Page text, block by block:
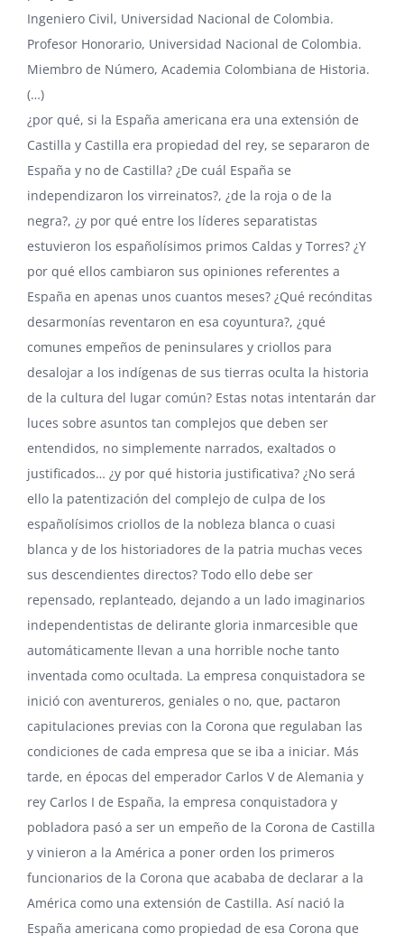
Ingeniero Civil, Universidad Nacional de Colombia.
Profesor Honorario, Universidad Nacional de Colombia.
Miembro de Número, Academia Colombiana de Historia.
(…)
¿por qué, si la España americana era una extensión de
Castilla y Castilla era propiedad del rey, se separaron de
España y no de Castilla? ¿De cuál España se
independizaron los virreinatos?, ¿de la roja o de la
negra?, ¿y por qué entre los líderes separatistas
estuvieron los españolísimos primos Caldas y Torres? ¿Y
por qué ellos cambiaron sus opiniones referentes a
España en apenas unos cuantos meses? ¿Qué recónditas
desarmonías reventaron en esa coyuntura?, ¿qué
comunes empeños de peninsulares y criollos para
desalojar a los indígenas de sus tierras oculta la historia
de la cultura del lugar común? Estas notas intentarán dar
luces sobre asuntos tan complejos que deben ser
entendidos, no simplemente narrados, exaltados o
justificados… ¿y por qué historia justificativa? ¿No será
ello la patentización del complejo de culpa de los
españolísimos criollos de la nobleza blanca o cuasi
blanca y de los historiadores de la patria muchas veces
sus descendientes directos? Todo ello debe ser
repensado, replanteado, dejando a un lado imaginarios
independentistas de delirante gloria inmarcesible que
automáticamente llevan a una horrible noche tanto
inventada como ocultada. La empresa conquistadora se
inició con aventureros, geniales o no, que, pactaron
capitulaciones previas con la Corona que regulaban las
condiciones de cada empresa que se iba a iniciar. Más
tarde, en épocas del emperador Carlos V de Alemania y
rey Carlos I de España, la empresa conquistadora y
pobladora pasó a ser un empeño de la Corona de Castilla
y vinieron a la América a poner orden los primeros
funcionarios de la Corona que acababa de declarar a la
América como una extensión de Castilla. Así nació la
España americana como propiedad de esa Corona que